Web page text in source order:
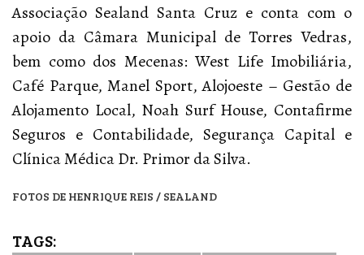
Associação Sealand Santa Cruz e conta com o
apoio da Câmara Municipal de Torres Vedras,
bem como dos Mecenas: West Life Imobiliária,
Café Parque, Manel Sport, Alojoeste – Gestão de
Alojamento Local, Noah Surf House, Contafirme
Seguros e Contabilidade, Segurança Capital e
Clínica Médica Dr. Primor da Silva.
FOTOS DE HENRIQUE REIS / SEALAND
TAGS: